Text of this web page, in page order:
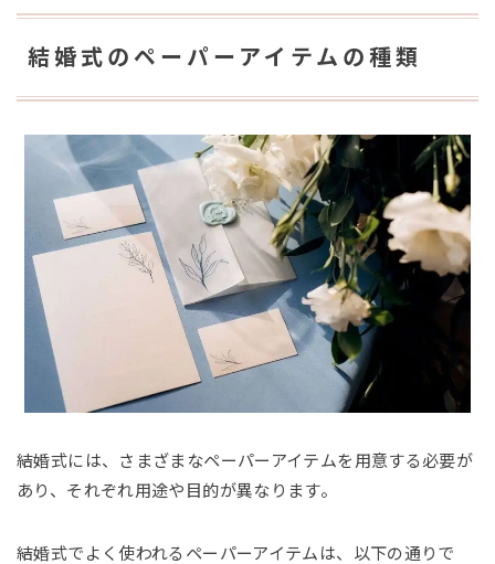
結婚式のペーパーアイテムの種類
結婚式には、さまざまなペーパーアイテムを用意する必要が
あり、それぞれ用途や目的が異なります。
結婚式でよく使われるペーパーアイテムは、以下の通りで